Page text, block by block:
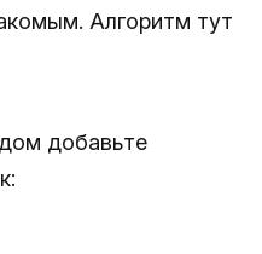
Алгоритм тут
добавьте